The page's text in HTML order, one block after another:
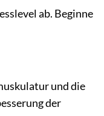
ab. Beginne
und die
der